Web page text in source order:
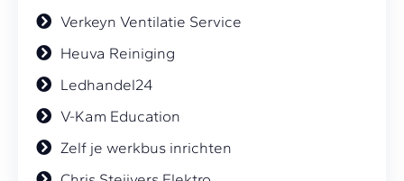
Verkeyn Ventilatie Service
Heuva Reiniging
Ledhandel24
V-Kam Education
Zelf je werkbus inrichten